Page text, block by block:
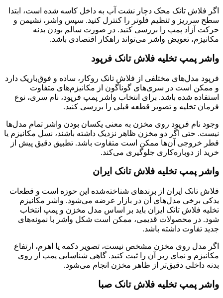
اگر فلاش تانک محک دچار نشت آب به داخل کاسه شده است، ابتدا
سطح سرریز و تنظیم فلوتر را کنترل کنید. سپس واشر، نشیمن و
حرکت آزاد پمپ را بررسی کنید. در صورت سالم بودن بدنه
مکانیزم، تعویض واشر می‌تواند راهکار اقتصادی باشد.
واشر پمپ تخلیه فلاش تانک فرپود
فرپود مدل‌های مختلفی از فلاش تانک روکار، ساده و فوق‌باریک دارد
و ممکن است در سری‌های گوناگون از مکانیزم‌های متفاوت
استفاده شده باشد. برای انتخاب واشر پمپ فرپود، نام سری، نوع
فرمان تخلیه و تصویر قطعه قبلی را بررسی کنید.
وجود نام فرپود روی مخزن به معنی یکسان بودن واشر تمام مدل‌ها
نیست. حتی اگر دو مخزن ظاهر نزدیک داشته باشند، نسل مکانیزم یا
قطر خروجی آن‌ها ممکن است متفاوت باشد. تطبیق دقیق پیش از
خرید از دوباره‌کاری جلوگیری می‌کند.
واشر پمپ تخلیه فلاش تانک ایران
فلاش تانک ایران از برندهای شناخته‌شده این حوزه است و قطعات
یدکی برخی مدل‌های آن در بازار عرضه می‌شود. واشر مکانیزم
تخلیه فلاش تانک ایران باید بر اساس مدل مخزن و پمپ انتخاب
شود. در محصولات قدیمی، ممکن است شکل واشر با نمونه‌های
جدید تفاوت داشته باشد.
اگر مدل روی مخزن مشخص نیست، تصویر دکمه یا اهرم، ارتفاع
مکانیزم و نمای زیر آن را ثبت کنید. گاهی شناسایی پمپ از روی
بدنه داخلی دقیق‌تر از ظاهر مخزن انجام می‌شود.
واشر پمپ تخلیه فلاش تانک صبا